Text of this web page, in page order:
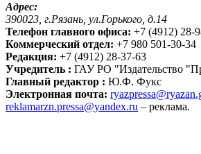
Адрес:
390023, г.Рязань, ул.Горького, д.14
Телефон главного офиса: +7 (4912) 28-
Коммерческий отдел: +7 980 501-30-34
Редакция: +7 (4912) 28-37-63
Учредитель : ГАУ РО "Издательство
Главный редактор : Ю.Ф. Фукс
Электронная почта:
reklamarzn.pressa@yandex.ru – реклама.